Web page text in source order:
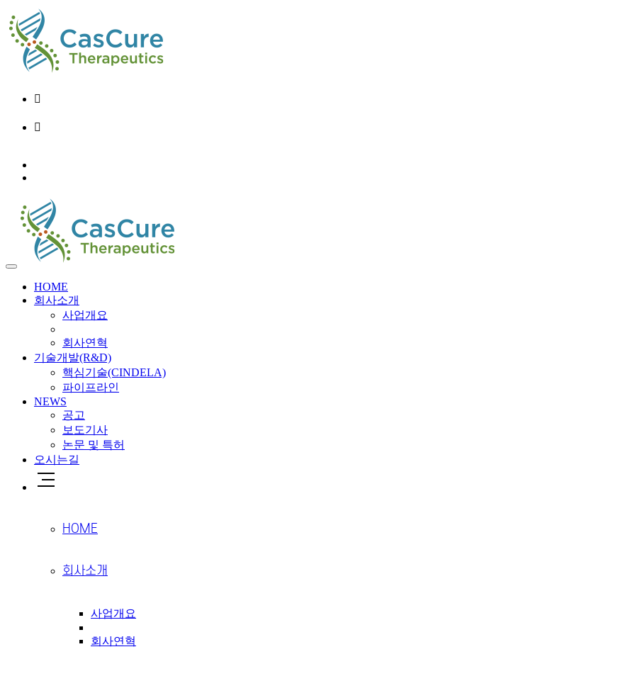
HOME
회사소개
사업개요
회사연혁
기술개발(R&D)
핵심기술(CINDELA)
파이프라인
NEWS
공고
보도기사
논문 및 특허
오시는길
HOME
회사소개
사업개요
회사연혁